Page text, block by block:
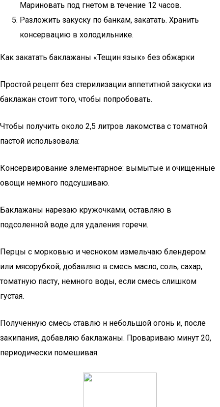
Мариновать под гнетом в течение 12 часов.
Разложить закуску по банкам, закатать. Хранить
консервацию в холодильнике.
Как закатать баклажаны «Тещин язык» без обжарки
Простой рецепт без стерилизации аппетитной закуски из
баклажан стоит того, чтобы попробовать.
Чтобы получить около 2,5 литров лакомства с томатной
пастой использовала:
Консервирование элементарное: вымытые и очищенные
овощи немного подсушиваю.
Баклажаны нарезаю кружочками, оставляю в
подсоленной воде для удаления горечи.
Перцы с морковью и чесноком измельчаю блендером
или мясорубкой, добавляю в смесь масло, соль, сахар,
томатную пасту, немного воды, если смесь слишком
густая.
Полученную смесь ставлю н небольшой огонь и, после
закипания, добавляю баклажаны. Провариваю минут 20,
периодически помешивая.